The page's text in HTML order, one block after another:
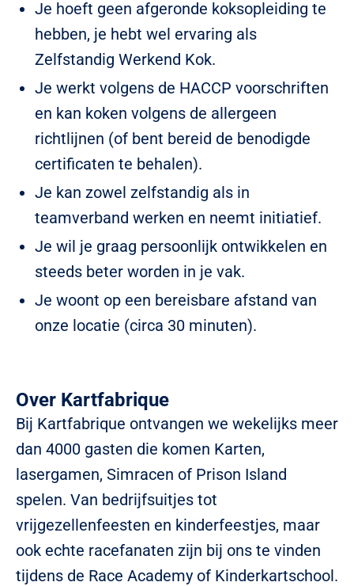
Je hoeft geen afgeronde koksopleiding te
hebben, je hebt wel ervaring als
Zelfstandig Werkend Kok.
Je werkt volgens de HACCP voorschriften
en kan koken volgens de allergeen
richtlijnen (of bent bereid de benodigde
certificaten te behalen).
Je kan zowel zelfstandig als in
teamverband werken en neemt initiatief.
Je wil je graag persoonlijk ontwikkelen en
steeds beter worden in je vak.
Je woont op een bereisbare afstand van
onze locatie (circa 30 minuten).
Over Kartfabrique
Bij Kartfabrique ontvangen we wekelijks meer
dan 4000 gasten die komen Karten,
lasergamen, Simracen of Prison Island
spelen. Van bedrijfsuitjes tot
vrijgezellenfeesten en kinderfeestjes, maar
ook echte racefanaten zijn bij ons te vinden
tijdens de Race Academy of Kinderkartschool.